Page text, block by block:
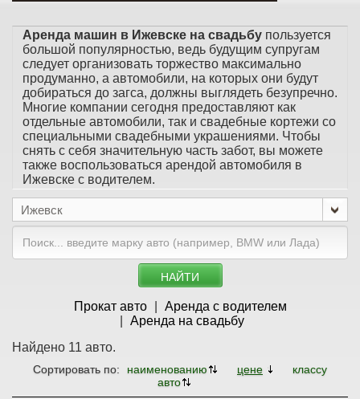
Аренда машин в Ижевске на свадьбу пользуется
большой популярностью, ведь будущим супругам
следует организовать торжество максимально
продуманно, а автомобили, на которых они будут
добираться до загса, должны выглядеть безупречно.
Многие компании сегодня предоставляют как
отдельные автомобили, так и свадебные кортежи со
специальными свадебными украшениями. Чтобы
снять с себя значительную часть забот, вы можете
также воспользоваться арендой автомобиля в
Ижевске с водителем.
Ижевск
НАЙТИ
Прокат авто
Аренда с водителем
Аренда на свадьбу
Найдено 11 авто.
Сортировать по: наименованию цене
классу
авто